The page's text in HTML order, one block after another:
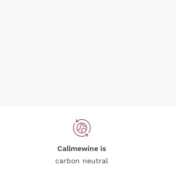
Callmewine is
carbon neutral